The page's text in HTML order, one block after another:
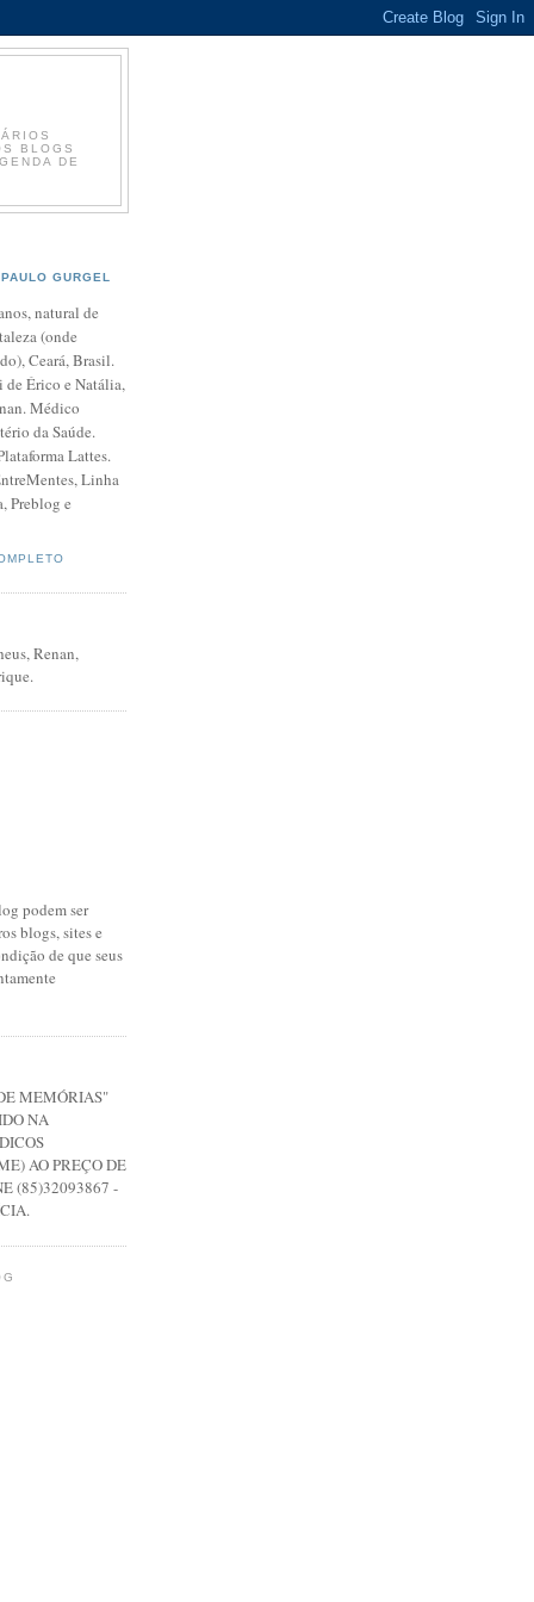
BLOGS
DE
PAULO GURGEL
natural de
(onde
Ceará, Brasil.
de Érico e Natália,
Médico
da Saúde.
Lattes.
Linha
Preblog e
Renan,
podem ser
blogs, sites e
de que seus
MEMÓRIAS"
NA
AO PREÇO DE
(85)32093867 -